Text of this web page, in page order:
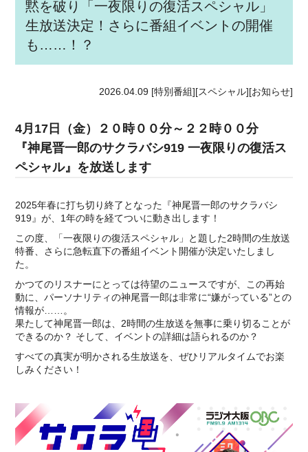
黙を破り「一夜限りの復活スペシャル」
生放送決定！さらに番組イベントの開催
も……！？
2026.04.09[特別番組][スペシャル][お知らせ]
4月17日（金）２０時００分～２２時００分
『神尾晋一郎のサクラバシ919 一夜限りの復活ス
ペシャル』を放送します
2025年春に打ち切り終了となった『神尾晋一郎のサクラバシ
919』が、1年の時を経てついに動き出します！
この度、「一夜限りの復活スペシャル」と題した2時間の生放送
特番、さらに急転直下の番組イベント開催が決定いたしまし
た。
かつてのリスナーにとっては待望のニュースですが、この再始
動に、パーソナリティの神尾晋一郎は非常に“嫌がっている”との
情報が……。
果たして神尾晋一郎は、2時間の生放送を無事に乗り切ることが
できるのか？ そして、イベントの詳細は語られるのか？
すべての真実が明かされる生放送を、ぜひリアルタイムでお楽
しみください！